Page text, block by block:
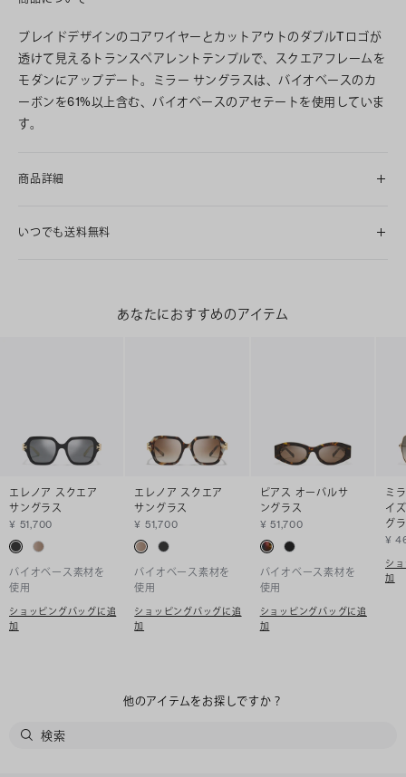
ブレイドデザインのコアワイヤーとカットアウトのダブルTロゴが
透けて見えるトランスペアレントテンプルで、スクエアフレームを
モダンにアップデート。ミラー サングラスは、バイオベースのカ
ーボンを61%以上含む、バイオベースのアセテートを使用していま
す。
商品詳細
いつでも送料無料
あなたにおすすめのアイテム
エレノア スクエア
サングラス
¥ 51,700
バイオベース素材を
使用
ショッピングバッグに追
加
エレノア スクエア
サングラス
¥ 51,700
バイオベース素材を
使用
ショッピングバッグに追
加
ピアス オーバルサ
ングラス
¥ 51,700
バイオベース素材を
使用
ショッピングバッグに追
加
ミ
イ
グ
¥
シ
加
他のアイテムをお探しですか？